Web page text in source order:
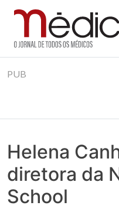
to
Jornal Médico
Médico – O Jornal de
realmente contam! Tudo o
PUB
Helena
diretora da
School